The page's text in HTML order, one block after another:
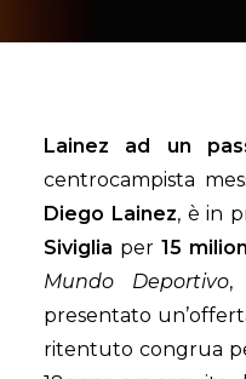
Lainez ad un
centrocampista
Diego Lainez, è in
Siviglia per15
Mundo Deportivo,
presentato
ritentuto congrua